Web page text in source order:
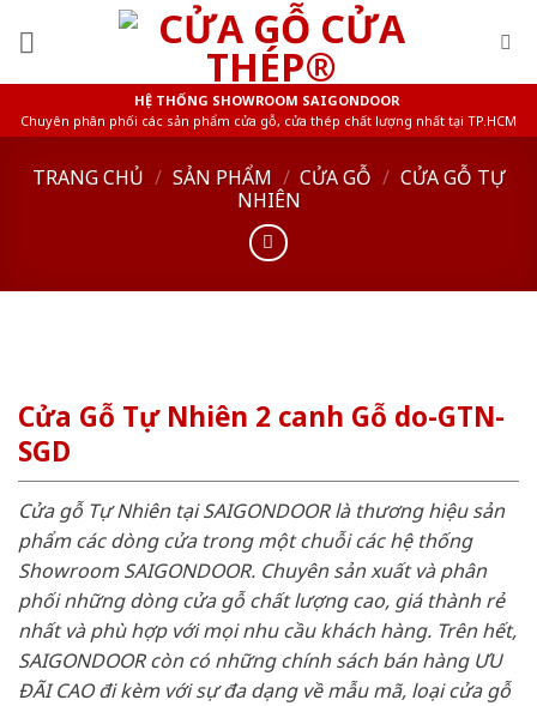
HỆ THỐNG SHOWROOM SAIGONDOOR
Chuyên phân phối các sản phẩm cửa gỗ, cửa thép chất lượng nhất tại TP.HCM
TRANG CHỦ / SẢN PHẨM / CỬA GỖ / CỬA GỖ TỰ
NHIÊN
Cửa Gỗ Tự Nhiên 2 canh Gỗ do-GTN-
SGD
Cửa gỗ Tự Nhiên tại SAIGONDOOR là thương hiệu sản
phẩm các dòng cửa trong một chuỗi các hệ thống
Showroom SAIGONDOOR. Chuyên sản xuất và phân
phối những dòng cửa gỗ chất lượng cao, giá thành rẻ
nhất và phù hợp với mọi nhu cầu khách hàng. Trên hết,
SAIGONDOOR còn có những chính sách bán hàng ƯU
ĐÃI CAO đi kèm với sự đa dạng về mẫu mã, loại cửa gỗ